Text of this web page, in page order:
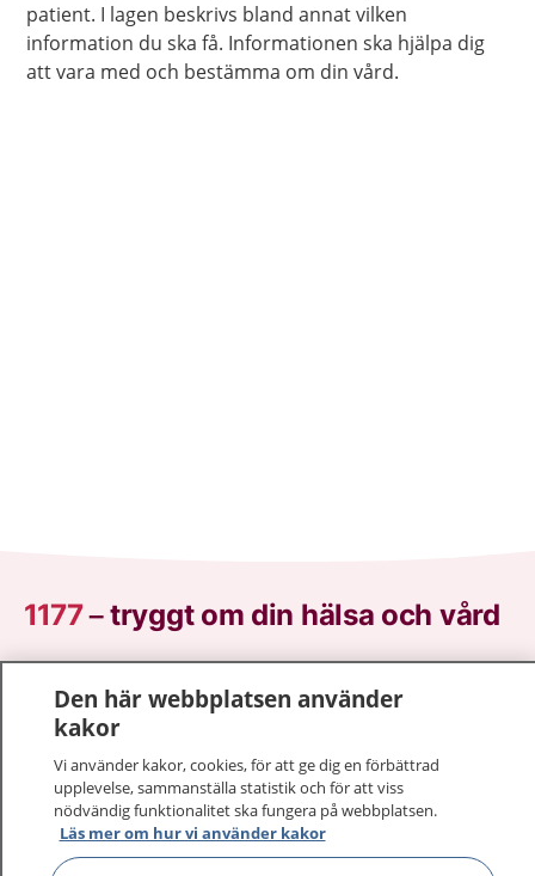
patient. I lagen beskrivs bland annat vilken
information du ska få. Informationen ska hjälpa dig
att vara med och bestämma om din vård.
1177–tryggt om din hälsa och vård
På 1177.se får du råd om hälsa och information om
sjukdomar och vilka mottagningar du kan kontakta.
Logga in för att läsa din journal och göra dina
vårdärenden. Ring telefonnummer 1177 för
sjukvårdsrådgivning dygnet runt.
1177 ger dig råd när du vill må bättre.
Den här webbplatsen använder
kakor
Vi använder kakor, cookies, för att ge dig en förbättrad
upplevelse, sammanställa statistik och för att viss
nödvändig funktionalitet ska fungera på webbplatsen.
Läs mer om hur vi använder kakor